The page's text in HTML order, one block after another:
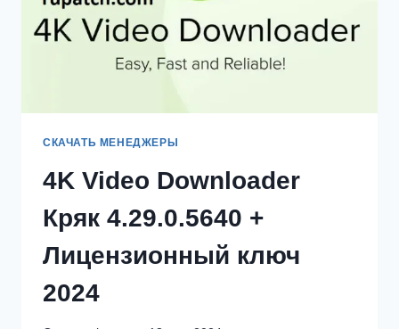
СКАЧАТЬ МЕНЕДЖЕРЫ
4K Video Downloader
Кряк 4.29.0.5640 +
Лицензионный ключ
2024